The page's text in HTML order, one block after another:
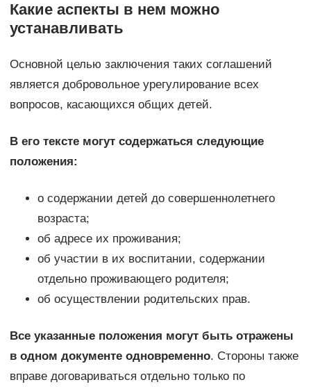
Какие аспекты в нем можно
устанавливать
Основной целью заключения таких соглашений
является добровольное урегулирование всех
вопросов, касающихся общих детей.
В его тексте могут содержаться следующие
положения:
о содержании детей до совершеннолетнего
возраста;
об адресе их проживания;
об участии в их воспитании, содержании
отдельно проживающего родителя;
об осуществлении родительских прав.
Все указанные положения могут быть отражены
в одном документе одновременно. Стороны также
вправе договариваться отдельно только по